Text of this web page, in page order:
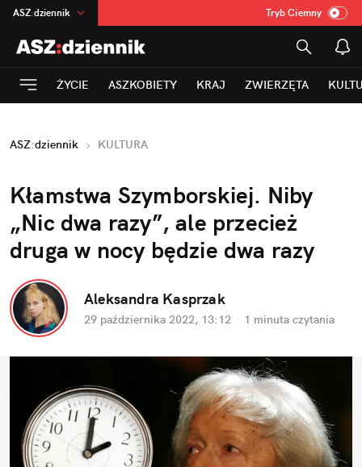
ASZ:dziennik
na:Temat
INN:Poland
mama
Rozrywka
Tryb Ciemny
ŻYCIE ASZKOBIETY KRAJ ZWIERZĘTA
ASZ:dziennik KULTURA
Kłamstwa Szymborskiej. Niby
„Nic dwa razy”, ale przecież
druga w nocy będzie dwa razy
Aleksandra Kasprzak
29 października 2022, 13:12 · 1 minuta czytania